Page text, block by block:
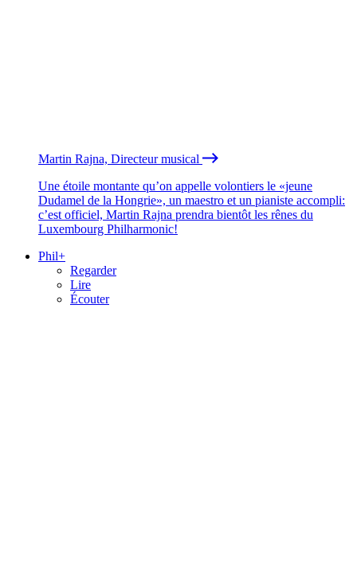
Martin Rajna, Directeur musical
Une étoile montante qu’on appelle volontiers le «jeune
Dudamel de la Hongrie», un maestro et un pianiste accompli:
c’est officiel, Martin Rajna prendra bientôt les rênes du
Luxembourg Philharmonic!
Phil+
Regarder
Lire
Écouter